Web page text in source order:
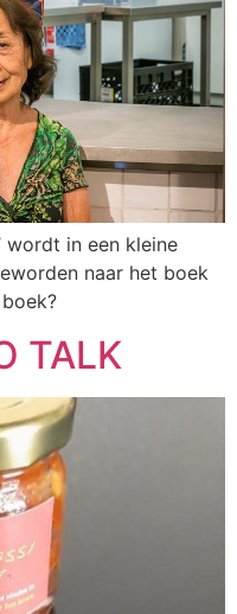
wordt in een kleine
naar het boek
TALK